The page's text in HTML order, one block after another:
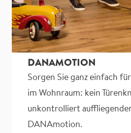
DANAMOTION
Sorgen Sie ganz einfach
im Wohnraum: kein
unkontrolliert
DANAmotion.